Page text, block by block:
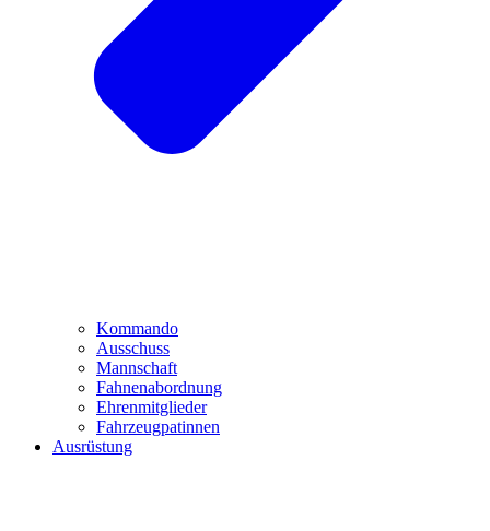
Kommando
Ausschuss
Mannschaft
Fahnenabordnung
Ehrenmitglieder
Fahrzeugpatinnen
Ausrüstung